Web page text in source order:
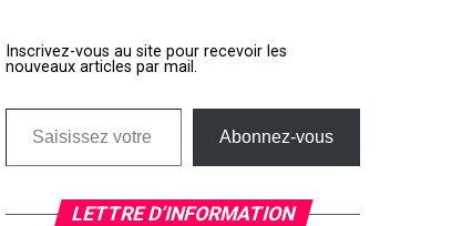
Inscrivez-vous au site pour recevoir les
nouveaux articles par mail.
Saisissez votre adresse e-mail…
Abonnez-vous
LETTRE D’INFORMATION